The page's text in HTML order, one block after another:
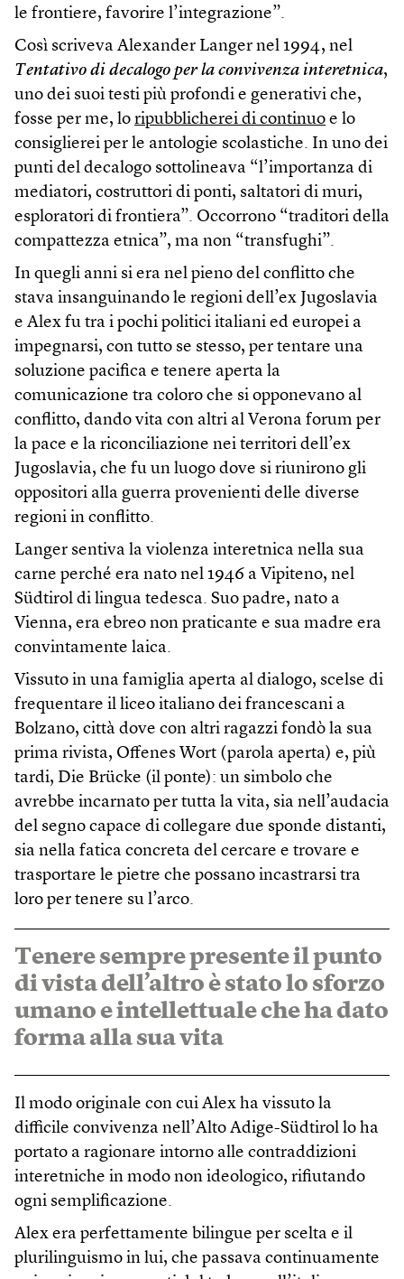
le frontiere, favorire l’integrazione”.
Così scriveva Alexander Langer nel 1994, nel
Tentativo di decalogo per la convivenza interetnica,
uno dei suoi testi più profondi e generativi che,
fosse per me, lo ripubblicherei di continuo e lo
consiglierei per le antologie scolastiche. In uno dei
punti del decalogo sottolineava “l’importanza di
mediatori, costruttori di ponti, saltatori di muri,
esploratori di frontiera”. Occorrono “traditori della
compattezza etnica”, ma non “transfughi”.
In quegli anni si era nel pieno del conflitto che
stava insanguinando le regioni dell’ex Jugoslavia
e Alex fu tra i pochi politici italiani ed europei a
impegnarsi, con tutto se stesso, per tentare una
soluzione pacifica e tenere aperta la
comunicazione tra coloro che si opponevano al
conflitto, dando vita con altri al Verona forum per
la pace e la riconciliazione nei territori dell’ex
Jugoslavia, che fu un luogo dove si riunirono gli
oppositori alla guerra provenienti delle diverse
regioni in conflitto.
Langer sentiva la violenza interetnica nella sua
carne perché era nato nel 1946 a Vipiteno, nel
Südtirol di lingua tedesca. Suo padre, nato a
Vienna, era ebreo non praticante e sua madre era
convintamente laica.
Vissuto in una famiglia aperta al dialogo, scelse di
frequentare il liceo italiano dei francescani a
Bolzano, città dove con altri ragazzi fondò la sua
prima rivista, Offenes Wort (parola aperta) e, più
tardi, Die Brücke (il ponte): un simbolo che
avrebbe incarnato per tutta la vita, sia nell’audacia
del segno capace di collegare due sponde distanti,
sia nella fatica concreta del cercare e trovare e
trasportare le pietre che possano incastrarsi tra
loro per tenere su l’arco.
Tenere sempre presente il punto
di vista dell’altro è stato lo sforzo
umano e intellettuale che ha dato
forma alla sua vita
Il modo originale con cui Alex ha vissuto la
difficile convivenza nell’Alto Adige-Südtirol lo ha
portato a ragionare intorno alle contraddizioni
interetniche in modo non ideologico, rifiutando
ogni semplificazione.
Alex era perfettamente bilingue per scelta e il
plurilinguismo in lui, che passava continuamente